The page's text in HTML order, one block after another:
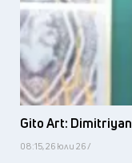
Gito Art: Dimitriyan
08:15, 26 юли 26 /